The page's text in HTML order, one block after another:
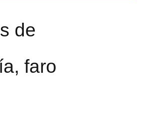
de
faro